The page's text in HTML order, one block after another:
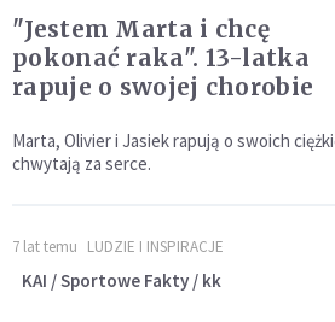
"Jestem Marta i chcę
pokonać raka". 13-latka
rapuje o swojej chorobie
Marta, Olivier i Jasiek rapują o swoich
chwytają za serce.
7 lat temu LUDZIE I INSPIRACJE
KAI / Sportowe Fakty / kk